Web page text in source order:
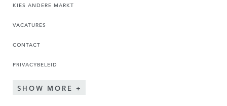
KIES ANDERE MARKT
VACATURES
CONTACT
PRIVACYBELEID
SHOW MORE